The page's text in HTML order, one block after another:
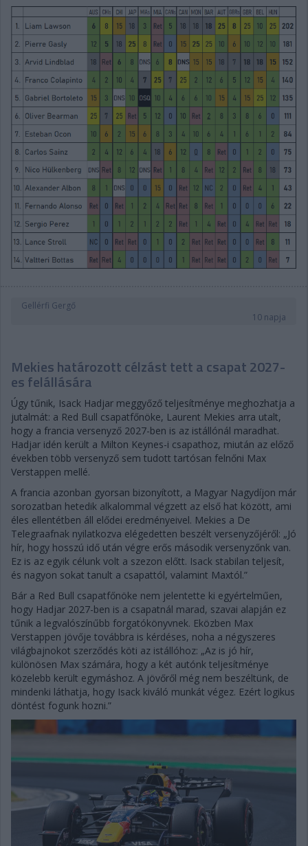
Gellérfi Gergő
10 napja
Mekies határozott célzást tett a csapat 2027-
es felállására
Úgy tűnik, Isack Hadjar meggyőző teljesítménye meghozhatja a
jutalmát: a Red Bull csapatfőnöke, Laurent Mekies arra utalt,
hogy a francia versenyző 2027-ben is az istállónál maradhat.
Hadjar idén került a Milton Keynes-i csapathoz, miután az előző
években több versenyző sem tudott tartósan felnőni Max
Verstappen mellé.
A francia azonban gyorsan bizonyított, a Magyar Nagydíjon már
sorozatban hetedik alkalommal végzett az első hat között, ami
éles ellentétben áll elődei eredményeivel. Mekies a De
Telegraafnak nyilatkozva elégedetten beszélt versenyzőjéről: „Jó
hír, hogy hosszú idő után végre erős második versenyzőnk van.
Ez is az egyik célunk volt a szezon előtt. Isack stabilan teljesít,
és nagyon sokat tanult a csapattól, valamint Maxtól.”
Bár a Red Bull csapatfőnöke nem jelentette ki egyértelműen,
hogy Hadjar 2027-ben is a csapatnál marad, szavai alapján ez
tűnik a legvalószínűbb forgatókönyvnek. Eközben Max
Verstappen jövője továbbra is kérdéses, noha a négyszeres
világbajnokot szerződés köti az istállóhoz: „Az is jó hír,
különösen Max számára, hogy a két autónk teljesítménye
közelebb került egymáshoz. A jövőről még nem beszéltünk, de
mindenki láthatja, hogy Isack kiváló munkát végez. Ezért logikus
döntést fogunk hozni.”